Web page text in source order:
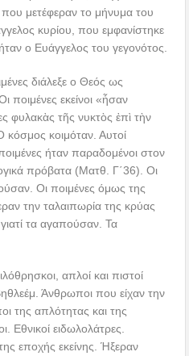
μετέφεραν το μήνυμα του
κυρίου, που εμφανίστηκε
ο Ευάγγελος του γεγονότος.
διάλεξε ο Θεός ως
ποιμένες εκείνοι «ἦσαν
φυλακὰς τῆς νυκτὸς ἐπὶ τὴν
κοιμόταν. Αυτοί
ήταν παραδομένοι στον
πρόβατα (Ματθ. Γ΄36). Οι
Οι ποιμένες όμως της
την ταλαιπωρία της κρύας
τα αγαπούσαν. Τα
απλοί και πιστοί
Άνθρωποι που είχαν την
της απλότητας και της
Εθνικοί ειδωλολάτρες.
εποχής εκείνης. Ήξεραν